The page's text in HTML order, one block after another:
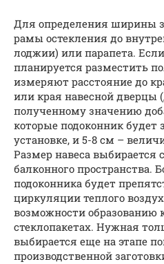
Для определения ширины
рамы остекления до
лоджии) или парапета.
планируется разместить
измеряют расстояние до
или края навесной дверцы
полученному значению
которые подоконник будет
установке, и 5-8 см –
Размер навеса выбирается
балконного пространства.
подоконника будет
циркуляции теплого
возможности образованию
стеклопакетах. Нужная
выбирается еще на этапе
производственной